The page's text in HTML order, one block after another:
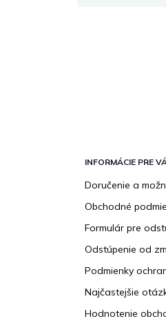
INFORMÁCIE PRE
Doručenie a
Obchodné
Formulár pre
Odstúpenie od
Podmienky
Najčastejšie
Hodnotenie